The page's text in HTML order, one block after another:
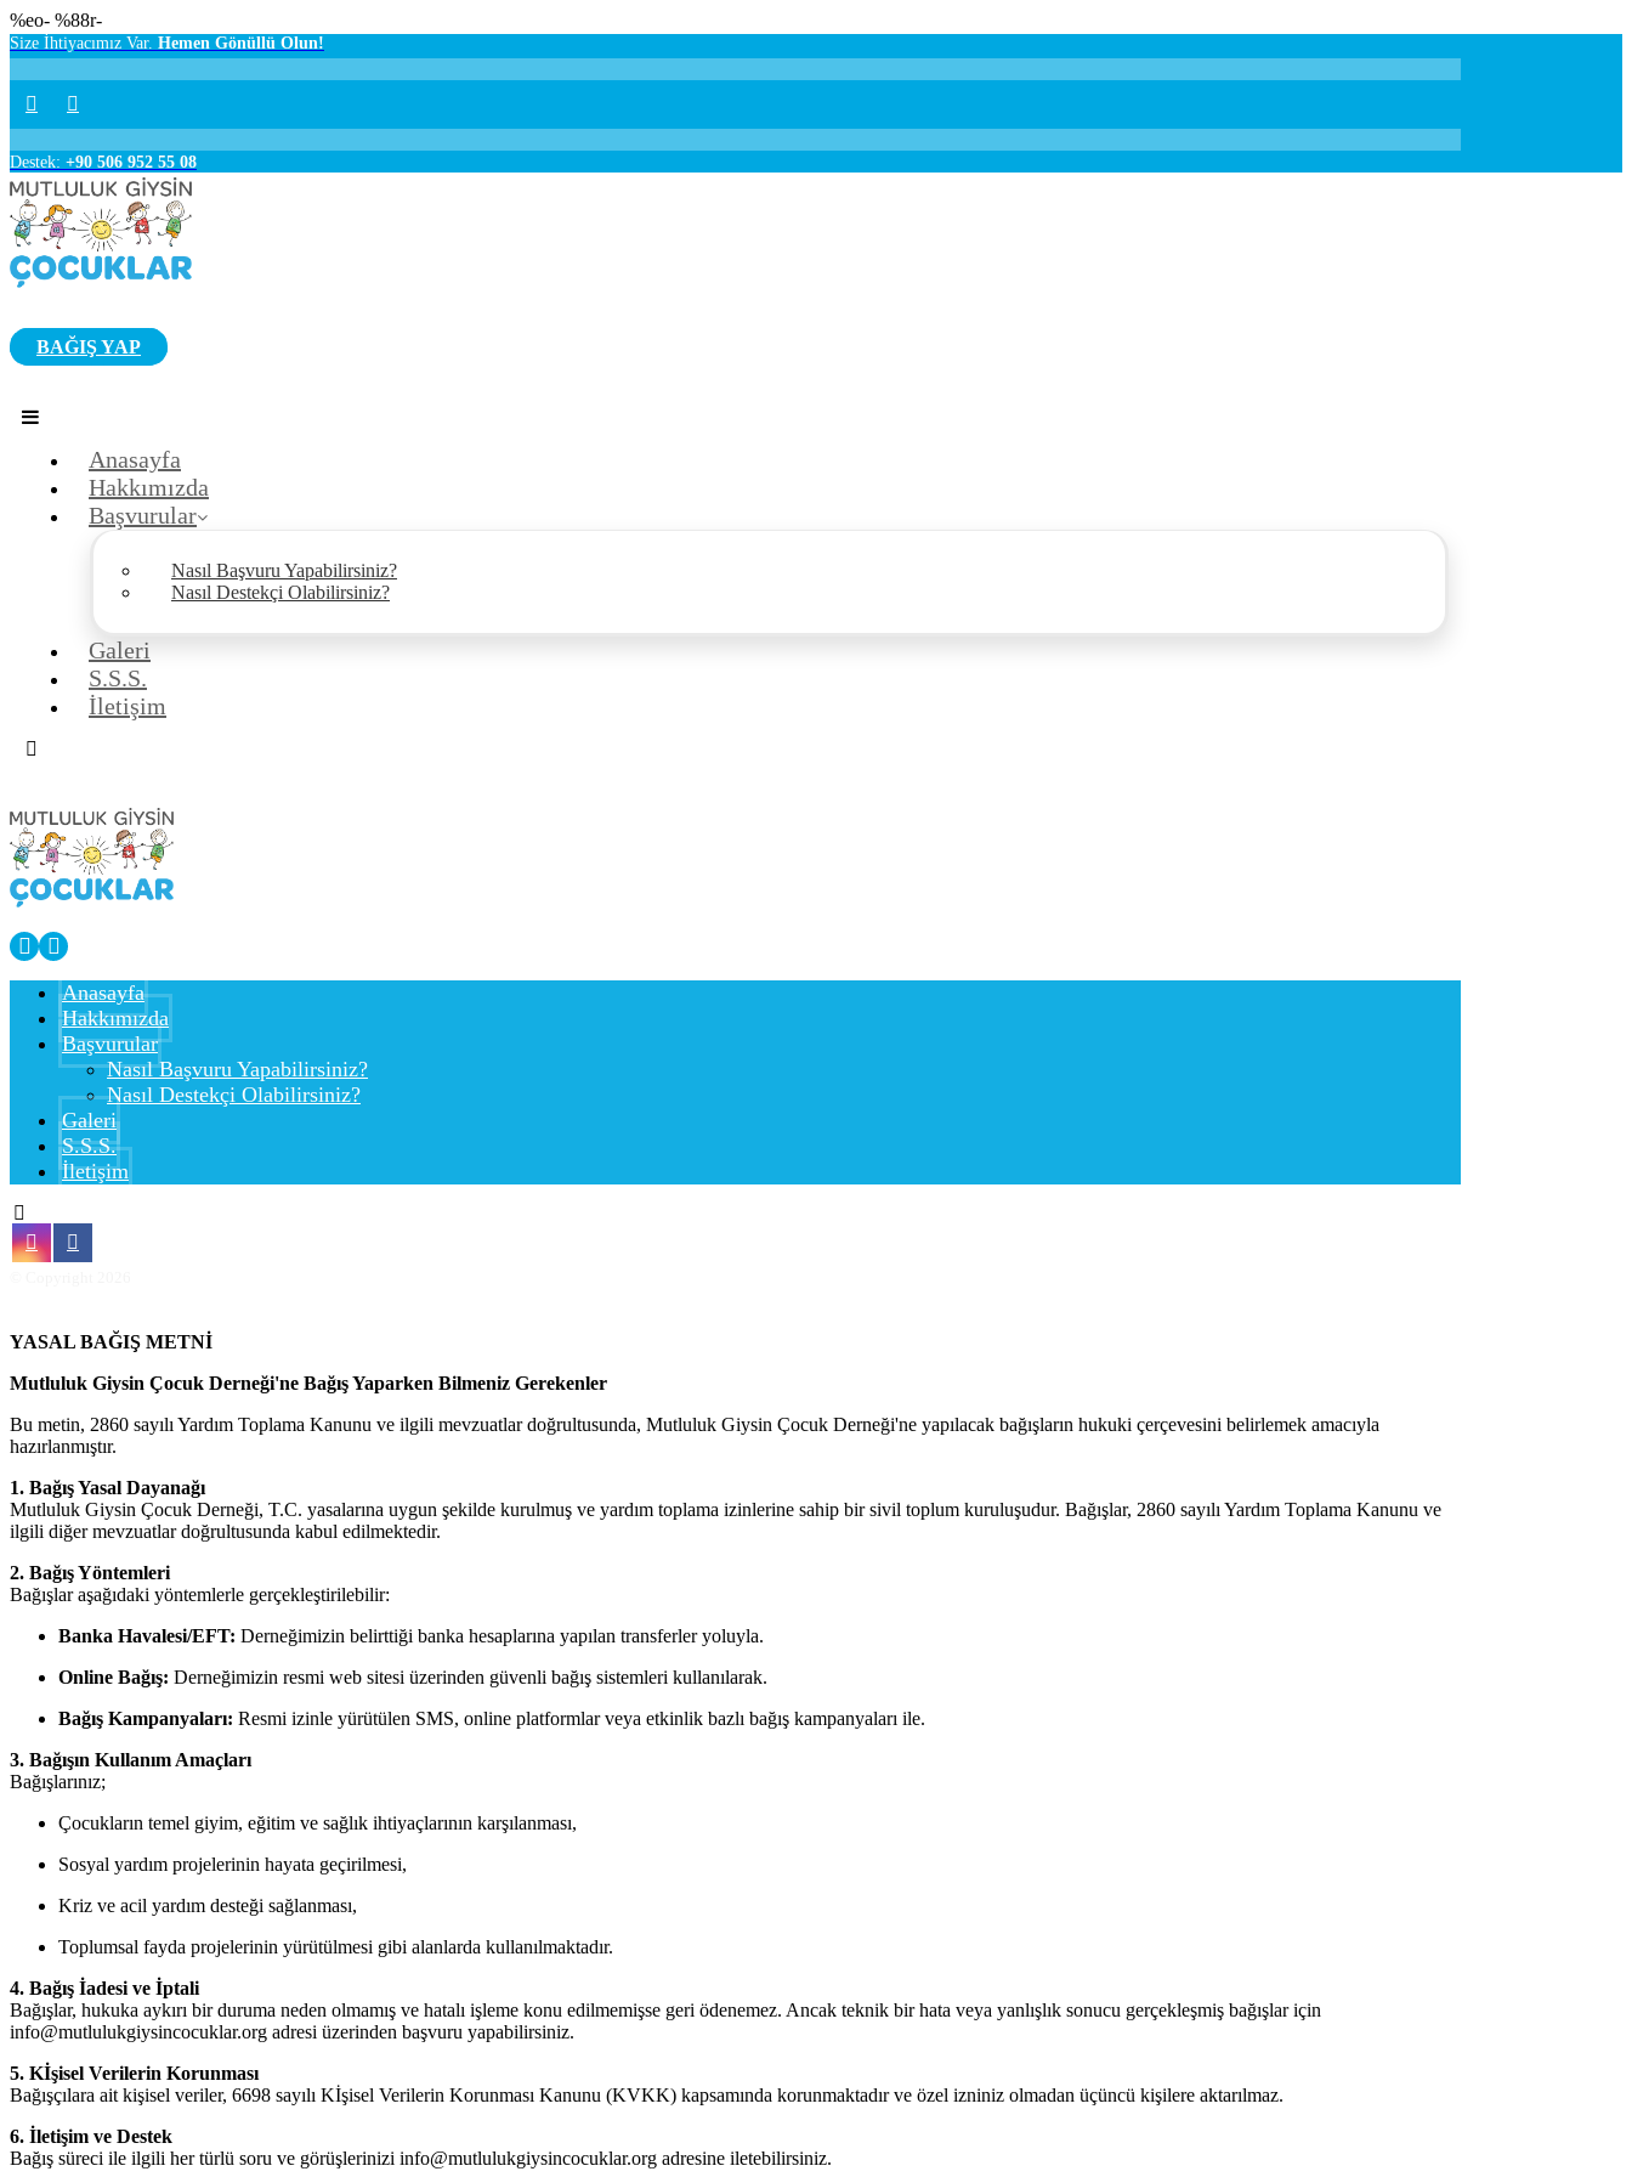
%eo- %88r-
Size İhtiyacımız Var. Hemen Gönüllü Olun!
Destek: +90 506 952 55 08
BAĞIŞ YAP
Anasayfa
Hakkımızda
Başvurular
Nasıl Başvuru Yapabilirsiniz?
Nasıl Destekçi Olabilirsiniz?
Galeri
S.S.S.
İletişim
Anasayfa
Hakkımızda
Başvurular
Nasıl Başvuru Yapabilirsiniz?
Nasıl Destekçi Olabilirsiniz?
Galeri
S.S.S.
İletişim
YASAL BAĞIŞ METNİ
Mutluluk Giysin Çocuk Derneği'ne Bağış Yaparken Bilmeniz Gerekenler
Bu metin, 2860 sayılı Yardım Toplama Kanunu ve ilgili mevzuatlar doğrultusunda, Mutluluk Giysin Çocuk Derneği'ne yapılacak bağışların hukuki çerçevesini belirlemek amacıyla
hazırlanmıştır.
1. Bağış Yasal Dayanağı
Mutluluk Giysin Çocuk Derneği, T.C. yasalarına uygun şekilde kurulmuş ve yardım toplama izinlerine sahip bir sivil toplum kuruluşudur. Bağışlar, 2860 sayılı Yardım Toplama Kanunu ve
ilgili diğer mevzuatlar doğrultusunda kabul edilmektedir.
2. Bağış Yöntemleri
Bağışlar aşağıdaki yöntemlerle gerçekleştirilebilir:
Banka Havalesi/EFT: Derneğimizin belirttiği banka hesaplarına yapılan transferler yoluyla.
Online Bağış: Derneğimizin resmi web sitesi üzerinden güvenli bağış sistemleri kullanılarak.
Bağış Kampanyaları: Resmi izinle yürütülen SMS, online platformlar veya etkinlik bazlı bağış kampanyaları ile.
3. Bağışın Kullanım Amaçları
Bağışlarınız;
Çocukların temel giyim, eğitim ve sağlık ihtiyaçlarının karşılanması,
Sosyal yardım projelerinin hayata geçirilmesi,
Kriz ve acil yardım desteği sağlanması,
Toplumsal fayda projelerinin yürütülmesi gibi alanlarda kullanılmaktadır.
4. Bağış İadesi ve İptali
Bağışlar, hukuka aykırı bir duruma neden olmamış ve hatalı işleme konu edilmemişse geri ödenemez. Ancak teknik bir hata veya yanlışlık sonucu gerçekleşmiş bağışlar için
info@mutlulukgiysincocuklar.org adresi üzerinden başvuru yapabilirsiniz.
5. Kİşisel Verilerin Korunması
Bağışçılara ait kişisel veriler, 6698 sayılı Kİşisel Verilerin Korunması Kanunu (KVKK) kapsamında korunmaktadır ve özel izniniz olmadan üçüncü kişilere aktarılmaz.
6. İletişim ve Destek
Bağış süreci ile ilgili her türlü soru ve görüşlerinizi info@mutlulukgiysincocuklar.org adresine iletebilirsiniz.